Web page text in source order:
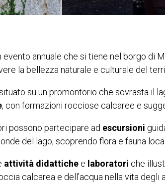
evento annuale che si tiene nel borgo di
la bellezza naturale e culturale del
su un promontorio che sovrasta il
, con formazioni rocciose calcaree e
possono partecipare ad escursioni
del lago, scoprendo flora e fauna
attività didattiche e laboratori che
calcarea e dell’acqua nella vita degli